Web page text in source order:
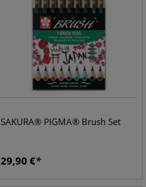
SAKURA® PIGMA® Brush Set
29,90 €